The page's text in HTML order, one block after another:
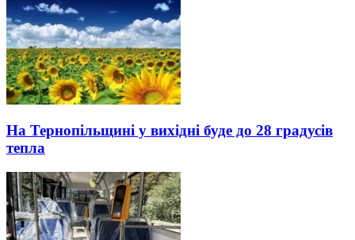
На Тернопільщині у вихідні буде до 28 градусів
тепла